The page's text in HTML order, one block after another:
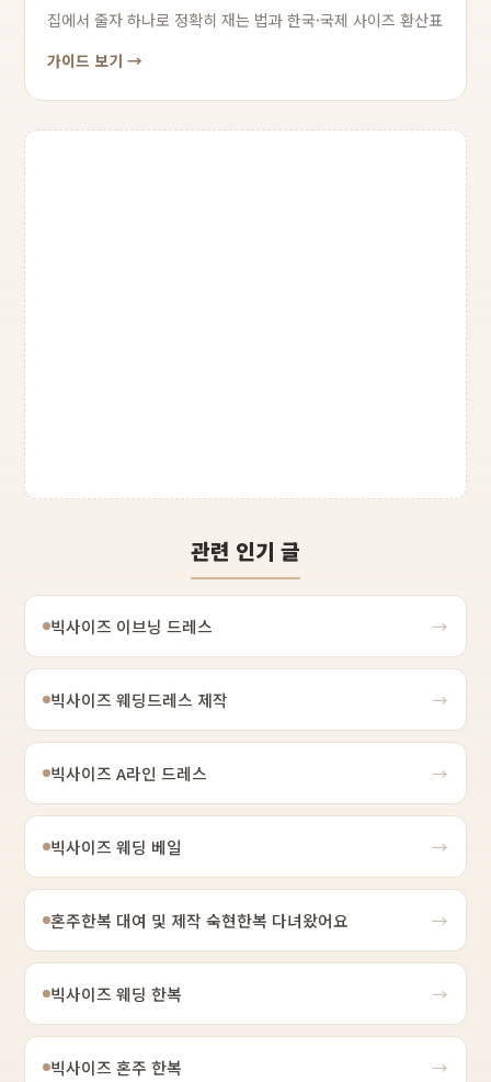
집에서 줄자 하나로 정확히 재는 법과 한국·국제 사이즈 환산표
가이드 보기 →
관련 인기 글
빅사이즈 이브닝 드레스 →
빅사이즈 웨딩드레스 제작 →
빅사이즈 A라인 드레스 →
빅사이즈 웨딩 베일 →
혼주한복 대여 및 제작 숙현한복 다녀왔어요 →
빅사이즈 웨딩 한복 →
빅사이즈 혼주 한복 →